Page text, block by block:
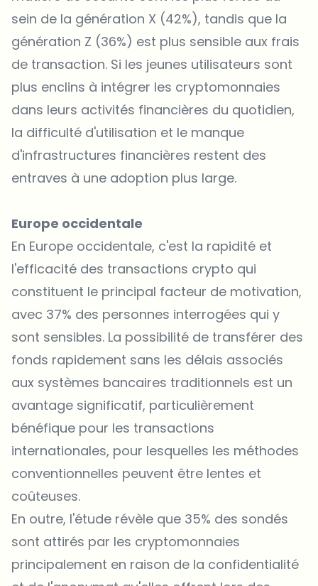
sein de la génération X (42%), tandis que la
génération Z (36%) est plus sensible aux frais
de transaction. Si les jeunes utilisateurs sont
plus enclins à intégrer les cryptomonnaies
dans leurs activités financières du quotidien,
la difficulté d'utilisation et le manque
d'infrastructures financières restent des
entraves à une adoption plus large.
Europe occidentale
En Europe occidentale, c'est la rapidité et
l'efficacité des transactions crypto qui
constituent le principal facteur de motivation,
avec 37% des personnes interrogées qui y
sont sensibles. La possibilité de transférer des
fonds rapidement sans les délais associés
aux systèmes bancaires traditionnels est un
avantage significatif, particulièrement
bénéfique pour les transactions
internationales, pour lesquelles les méthodes
conventionnelles peuvent être lentes et
coûteuses.
En outre, l'étude révèle que 35% des sondés
sont attirés par les cryptomonnaies
principalement en raison de la confidentialité